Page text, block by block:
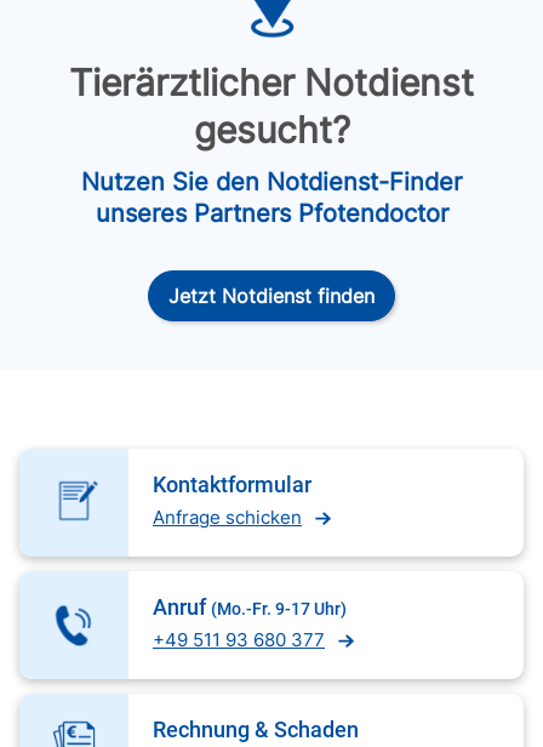
Tierärztlicher Notdienst
gesucht?
Nutzen Sie den Notdienst-Finder
unseres Partners Pfotendoctor
Jetzt Notdienst finden
Kontaktformular
Anfrage schicken
Anruf (Mo.-Fr. 9-17 Uhr)
+49 511 93 680 377
Rechnung & Schaden